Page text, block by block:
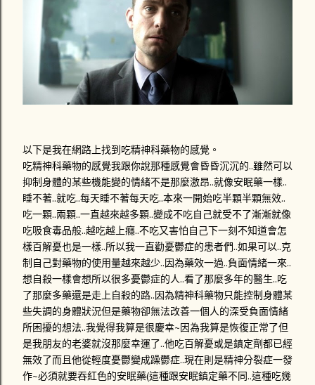
以下是我在網路上找到吃精神科藥物的感覺。
吃精神科藥物的感覺我跟你說那種感覺會昏昏沉沉的..雖然可以
抑制身體的某些機能變的情緒不是那麼激昂..就像安眠藥一樣..
睡不著..就吃..每天睡不著每天吃..本來一開始吃半顆半顆無效..
吃一顆..兩顆..一直越來越多顆..變成不吃自己就受不了漸漸就像
吃吸食毒品般..越吃越上癮..不吃又害怕自己下一刻不知道會怎
樣百解憂也是一樣..所以我一直勸憂鬱症的患者們..如果可以..克
制自己對藥物的使用量越來越少..因為藥效一過..負面情緒一來..
想自殺一樣會想所以很多憂鬱症的人..看了那麼多年的醫生..吃
了那麼多藥還是走上自殺的路..因為精神科藥物只能控制身體某
些失調的身體狀況但是藥物卻無法改善一個人的深受負面情緒
所困擾的想法..我覺得我算是很慶幸~因為我算是恢復正常了但
是我朋友的老婆就沒那麼幸運了..他吃百解憂或是鎮定劑都已經
無效了而且他從輕度憂鬱變成躁鬱症..現在則是精神分裂症一發
作~必須就要吞紅色的安眠藥(這種跟安眠鎮定藥不同..這種吃幾